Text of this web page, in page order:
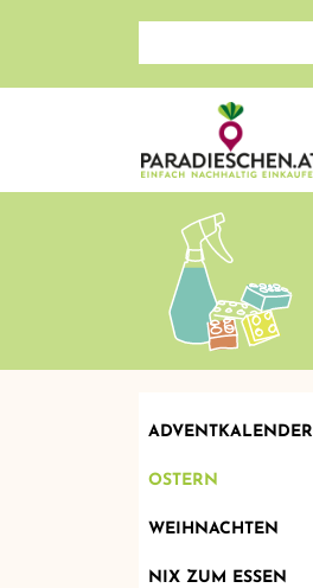
ADVENTKALENDER
OSTERN
WEIHNACHTEN
NIX ZUM ESSEN